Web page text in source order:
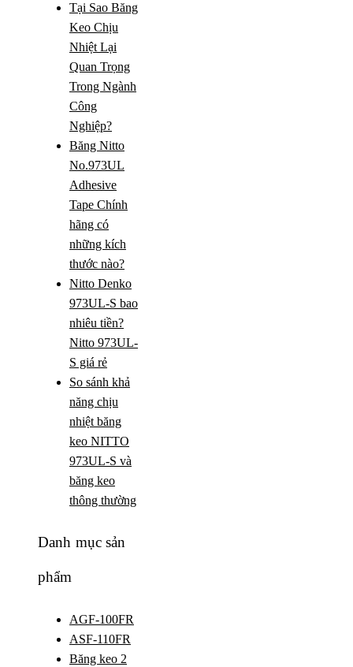
Tại Sao Băng
Keo Chịu
Nhiệt Lại
Quan Trọng
Trong Ngành
Công
Nghiệp?
Băng Nitto
No.973UL
Adhesive
Tape Chính
hãng có
những kích
thước nào?
Nitto Denko
973UL-S bao
nhiêu tiền?
Nitto 973UL-
S giá rẻ
So sánh khả
năng chịu
nhiệt băng
keo NITTO
973UL-S và
băng keo
thông thường
Danh mục sản
phẩm
AGF-100FR
ASF-110FR
Băng keo 2